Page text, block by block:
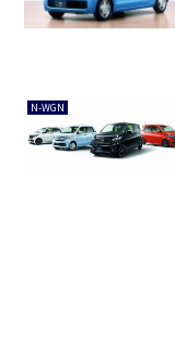
N-WGN